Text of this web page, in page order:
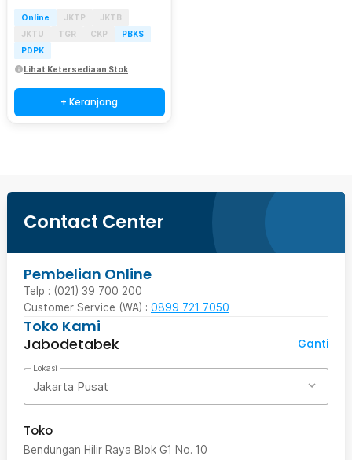
Online JKTP
JKTB
JKTU
TGR CKP
PBKS
PDPK
Lihat Ketersediaan Stok
+ Keranjang
Contact Center
Pembelian Online
Telp : (021) 39 700 200
Customer Service (WA) : 0899 721 7050
Toko Kami
Jabodetabek
Ganti
Lokasi
Jakarta Pusat
Toko
Bendungan Hilir Raya Blok G1 No. 10